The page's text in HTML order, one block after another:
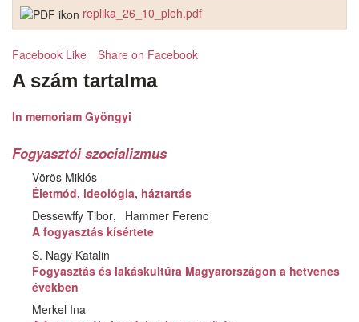
replika_26_10_pleh.pdf
Facebook Like Share on Facebook
A szám tartalma
In memoriam Gyöngyi
Fogyasztói szocializmus
Vörös Miklós
Életmód, ideológia, háztartás
Dessewffy Tibor
Hammer Ferenc
A fogyasztás kísértete
S. Nagy Katalin
Fogyasztás és lakáskultúra Magyarországon a hetvenes
években
Merkel Ina